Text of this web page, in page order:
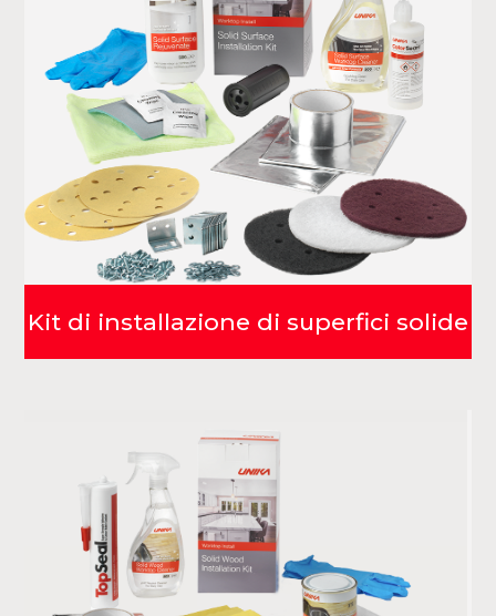
Kit di installazione di superfici solide